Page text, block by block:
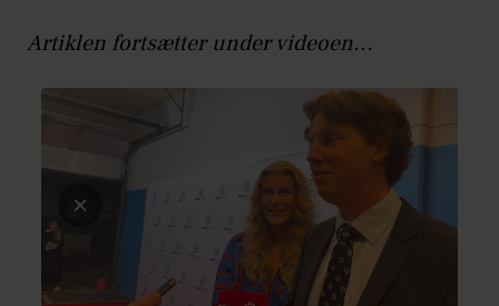
Artiklen fortsætter under videoen...